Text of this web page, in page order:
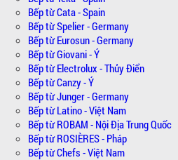
Bếp từ Cata - Spain
Bếp từ Spelier - Germany
Bếp từ Eurosun - Germany
Bếp từ Giovani - Ý
Bếp từ Electrolux - Thủy Điển
Bếp từ Canzy - Ý
Bếp từ Junger - Germany
Bếp từ Latino - Việt Nam
Bếp từ ROBAM - Nội Địa Trung Quốc
Bếp từ ROSIÈRES - Pháp
Bếp từ Chefs - Việt Nam